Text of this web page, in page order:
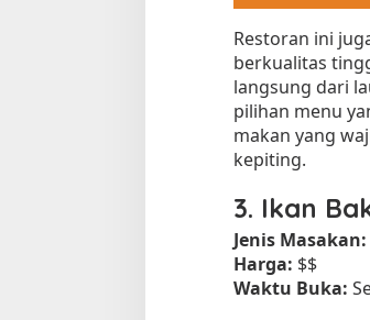
Restoran ini
berkualitas
langsung dari
pilihan menu
makan yang
kepiting.
3. Ikan
Jenis Masakan:
Harga: $$
Waktu Buka: